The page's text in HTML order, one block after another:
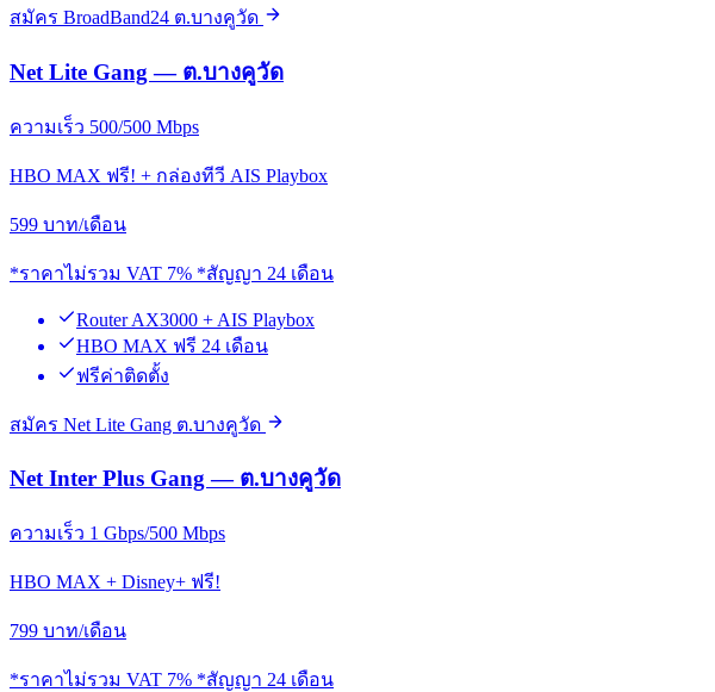
สมัคร BroadBand24 ต.บางคูวัด
Net Lite Gang — ต.บางคูวัด
ความเร็ว 500/500 Mbps
HBO MAX ฟรี! + กล่องทีวี AIS Playbox
599 บาท/เดือน
*ราคาไม่รวม VAT 7% *สัญญา 24 เดือน
Router AX3000 + AIS Playbox
HBO MAX ฟรี 24 เดือน
ฟรีค่าติดตั้ง
สมัคร Net Lite Gang ต.บางคูวัด
Net Inter Plus Gang — ต.บางคูวัด
ความเร็ว 1 Gbps/500 Mbps
HBO MAX + Disney+ ฟรี!
799 บาท/เดือน
*ราคาไม่รวม VAT 7% *สัญญา 24 เดือน